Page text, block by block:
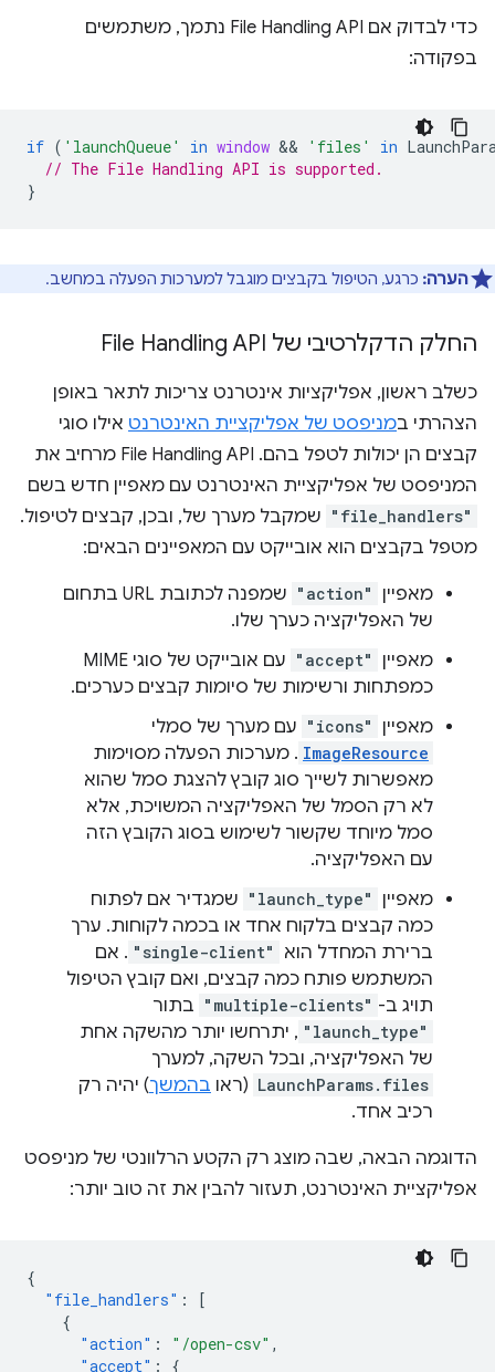
כדי לבדוק אם File Handling API נתמך, משתמשים
בפקודה:
if ( 'launchQueue' in window && 'files' in
// The File Handling API is supported.
}
הערה: כרגע, הטיפול בקבצים מוגבל למערכות הפעלה במחשב.
החלק הדקלרטיבי של File Handling API
כשלב ראשון, אפליקציות אינטרנט צריכות לתאר באופן
הצהרתי במניפסט של אפליקציית האינטרנט אילו סוגי
קבצים הן יכולות לטפל בהם. ‫File Handling API מרחיב את
המניפסט של אפליקציית האינטרנט עם מאפיין חדש בשם
"file_handlers" שמקבל מערך של, ובכן, קבצים לטיפול.
מטפל בקבצים הוא אובייקט עם המאפיינים הבאים:
מאפיין "action"
שמפנה לכתובת URL בתחום
של האפליקציה כערך שלו.
מאפיין
"accept"
עם אובייקט של סוגי MIME
כמפתחות ורשימות של סיומות קבצים כערכים.
מאפיין
"icons" עם מערך של סמלי
ImageResource . מערכות הפעלה מסוימות
מאפשרות לשייך סוג קובץ להצגת סמל שהוא
לא רק הסמל של האפליקציה המשויכת, אלא
סמל מיוחד שקשור לשימוש בסוג הקובץ הזה
עם האפליקציה.
מאפיין
"launch_type" שמגדיר אם לפתוח
כמה קבצים בלקוח אחד או בכמה לקוחות. ערך
ברירת המחדל הוא
"single-client" . אם
המשתמש פותח כמה קבצים, ואם קובץ הטיפול
תויג ב- "multiple-clients" בתור
"launch_type" , יתרחשו יותר מהשקה אחת
של האפליקציה, ובכל השקה, למערך
LaunchParams.files (ראו בהמשך) יהיה רק
רכיב אחד.
הדוגמה הבאה, שבה מוצג רק הקטע הרלוונטי של מניפסט
אפליקציית האינטרנט, תעזור להבין את זה טוב יותר:
{
"file_handlers" :
[
{
"action" : "/open-csv" ,
"accept" : {